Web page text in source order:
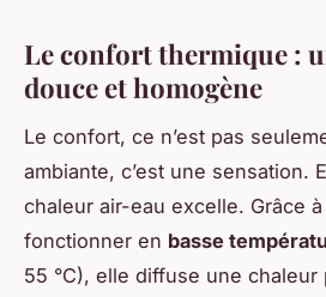
Le confort thermique :
douce et homogène
Le confort, ce n’est pas
ambiante, c’est une sensation.
chaleur air-eau excelle. Grâce
fonctionner en basse
55 °C), elle diffuse une